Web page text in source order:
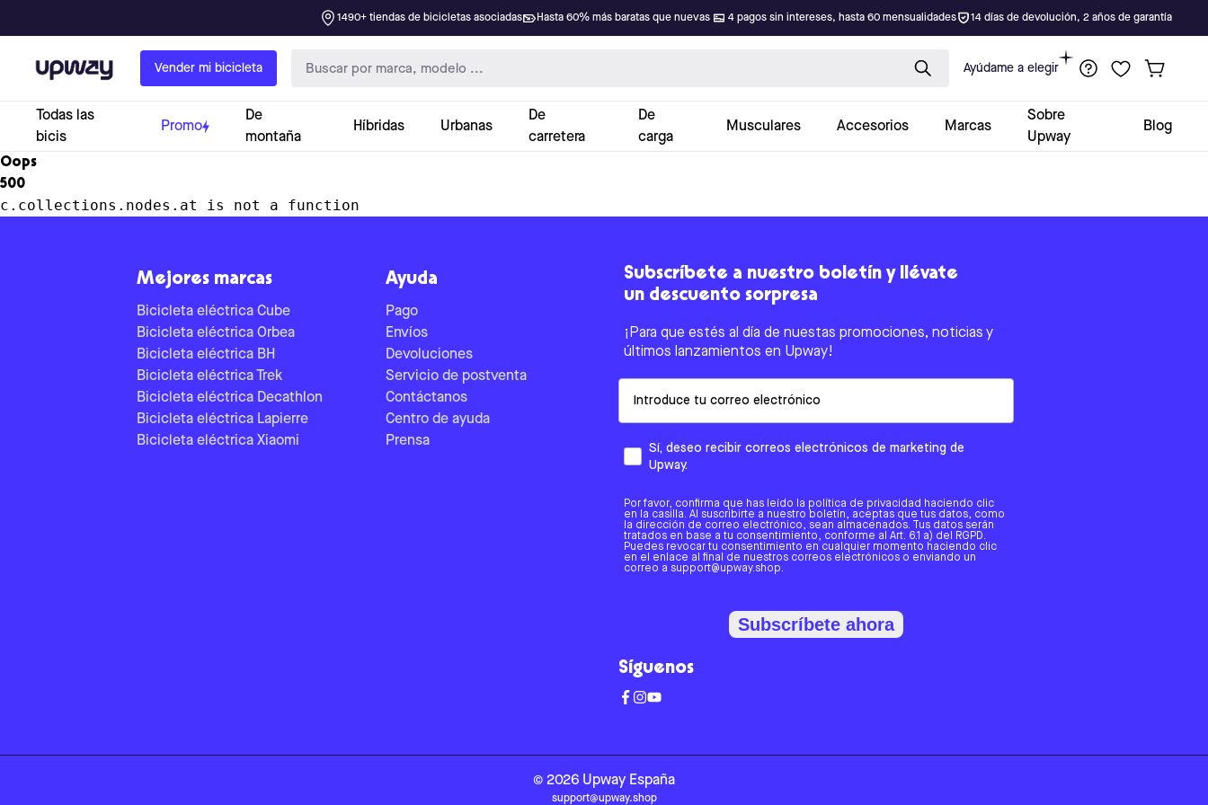
1490+ tiendas de bicicletas asociadas Hasta 60% más baratas que nuevas 4 pagos sin intereses, hasta 60 mensualidades 14 días de devolución, 2 años de garantía
Upway Vender mi bicicleta Ayúdame a elegir
Todas las
bicis
Promo
De
montaña
Híbridas Urbanas
De
carretera
De
carga
Musculares Accesorios Marcas
Sobre
Upway
Blog
Oops
500
c.collections.nodes.at is not a function
Mejores marcas
Bicicleta eléctrica Cube
Bicicleta eléctrica Orbea
Bicicleta eléctrica BH
Bicicleta eléctrica Trek
Bicicleta eléctrica Decathlon
Bicicleta eléctrica Lapierre
Bicicleta eléctrica Xiaomi
Ayuda
Pago
Envíos
Devoluciones
Servicio de postventa
Contáctanos
Centro de ayuda
Prensa
Subscríbete a nuestro boletín y llévate
un descuento sorpresa
¡Para que estés al día de nuestas promociones, noticias y
últimos lanzamientos en Upway!
Sí, deseo recibir correos electrónicos de marketing de
Upway.
Por favor, confirma que has leído la política de privacidad haciendo clic
en la casilla. Al suscribirte a nuestro boletín, aceptas que tus datos, como
la dirección de correo electrónico, sean almacenados. Tus datos serán
tratados en base a tu consentimiento, conforme al Art. 6.1 a) del RGPD.
Puedes revocar tu consentimiento en cualquier momento haciendo clic
en el enlace al final de nuestros correos electrónicos o enviando un
correo a support@upway.shop.
Subscríbete ahora
Síguenos
© 2026 Upway España
support@upway.shop